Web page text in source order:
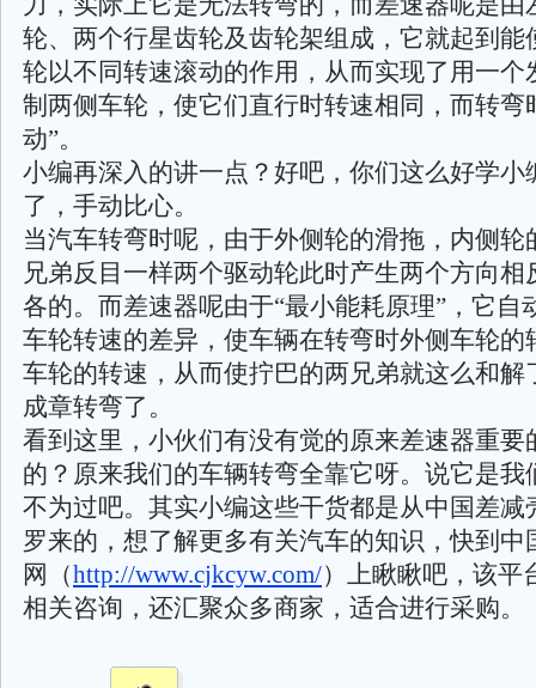
轮、两个行星齿轮及齿轮架组成，它就起到能
轮以不同转速滚动的作用，从而实现了用一个
制两侧车轮，使它们直行时转速相同，而转弯
动”。
小编再深入的讲一点？好吧，你们这么好学小
了，手动比心。
当汽车转弯时呢，由于外侧轮的滑拖，内侧轮
兄弟反目一样两个驱动轮此时产生两个方向相
各的。而差速器呢由于“最小能耗原理”，它自
车轮转速的差异，使车辆在转弯时外侧车轮的
车轮的转速，从而使拧巴的两兄弟就这么和解
成章转弯了。
看到这里，小伙们有没有觉的原来差速器重要
的？原来我们的车辆转弯全靠它呀。说它是我
不为过吧。其实小编这些干货都是从中国差减
罗来的，想了解更多有关汽车的知识，快到中
网（http://www.cjkcyw.com/）上瞅瞅吧，该平
相关咨询，还汇聚众多商家，适合进行采购。